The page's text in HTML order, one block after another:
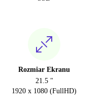
Rozmiar Ekranu
21.5 "
1920 x 1080 (FullHD)